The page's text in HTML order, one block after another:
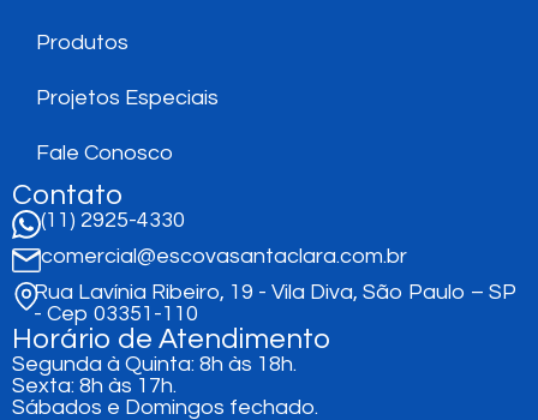
Produtos
Projetos Especiais
Fale Conosco
Contato
(11) 2925-4330
comercial@escovasantaclara.com.br
Rua Lavínia Ribeiro, 19 - Vila Diva, São Paulo – SP
- Cep 03351-110
Horário de Atendimento
Segunda à Quinta: 8h às 18h.
Sexta: 8h às 17h.
Sábados e Domingos fechado.